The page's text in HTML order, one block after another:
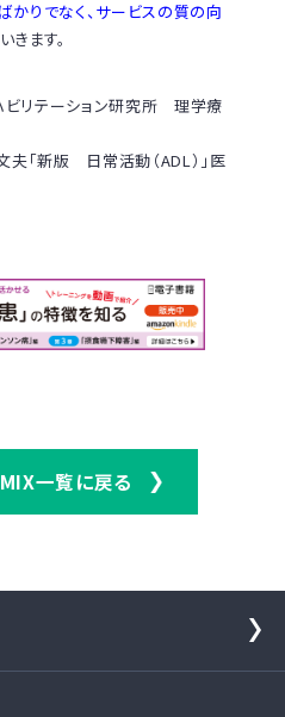
かりでなく、サービスの質の向
きます。
ビリテーション研究所 理学療
夫「新版 日常活動（ADL）」医
一覧に戻る